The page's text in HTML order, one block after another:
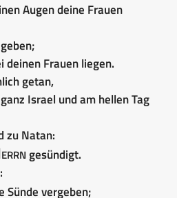
Augen deine Frauen
deinen Frauen liegen.
getan,
Israel und am hellen Tag
zu Natan:
gesündigt.
Sünde vergeben;